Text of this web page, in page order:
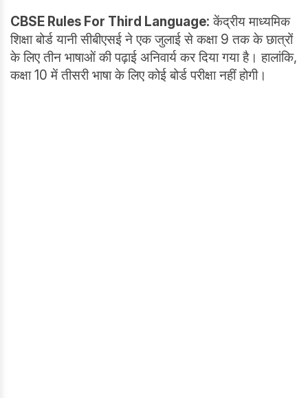
CBSE Rules For Third Language: केंद्रीय माध्यमिक
शिक्षा बोर्ड यानी सीबीएसई ने एक जुलाई से कक्षा 9 तक के छात्रों
के लिए तीन भाषाओं की पढ़ाई अनिवार्य कर दिया गया है। हालांकि,
कक्षा 10 में तीसरी भाषा के लिए कोई बोर्ड परीक्षा नहीं होगी।